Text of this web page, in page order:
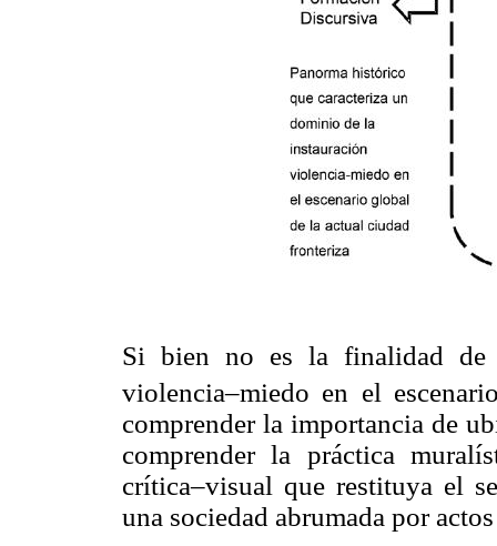
Si bien no es la finalidad de
violencia–miedo en el
comprender la importancia de
comprender la práctica
crítica–visual que restituya el
una sociedad abrumada por